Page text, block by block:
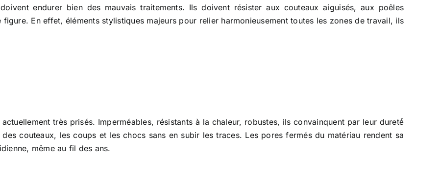
endurer bien des mauvais traitements. Ils doivent résister aux couteaux aiguisés, aux poêles
En effet, éléments stylistiques majeurs pour relier harmonieusement toutes les zones de travail, ils
très prisés. Imperméables, résistants à la chaleur, robustes, ils convainquent par leur dureté́
couteaux, les coups et les chocs sans en subir les traces. Les pores fermés du matériau rendent sa
même au fil des ans.